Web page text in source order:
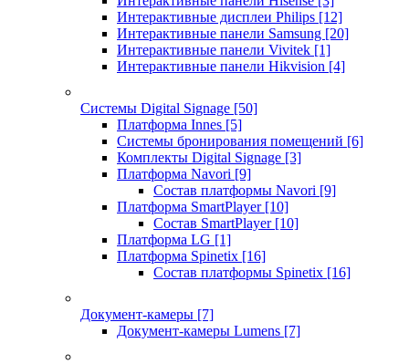
Интерактивные дисплеи Philips [12]
Интерактивные панели Samsung [20]
Интерактивные панели Vivitek [1]
Интерактивные панели Hikvision [4]
Системы Digital Signage [50]
Платформа Innes [5]
Системы бронирования помещений [6]
Комплекты Digital Signage [3]
Платформа Navori [9]
Состав платформы Navori [9]
Платформа SmartPlayer [10]
Состав SmartPlayer [10]
Платформа LG [1]
Платформа Spinetix [16]
Состав платформы Spinetix [16]
Документ-камеры [7]
Документ-камеры Lumens [7]